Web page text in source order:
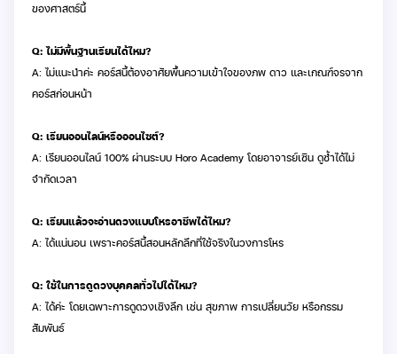
ของศาสตร์นี้
Q: ไม่มีพื้นฐานเรียนได้ไหม?
A: ไม่แนะนำค่ะ คอร์สนี้ต้องอาศัยพื้นความเข้าใจของภพ ดาว และเกณฑ์จรจาก
คอร์สก่อนหน้า
Q: เรียนออนไลน์หรือออนไซต์?
A: เรียนออนไลน์ 100% ผ่านระบบ Horo Academy โดยอาจารย์เซิน ดูซ้ำได้ไม่
จำกัดเวลา
Q: เรียนแล้วจะอ่านดวงแบบโหรอาชีพได้ไหม?
A: ได้แน่นอน เพราะคอร์สนี้สอนหลักลึกที่ใช้จริงในวงการโหร
Q: ใช้ในการดูดวงบุคคลทั่วไปได้ไหม?
A: ได้ค่ะ โดยเฉพาะการดูดวงเชิงลึก เช่น สุขภาพ การเปลี่ยนวัย หรือกรรม
สัมพันธ์